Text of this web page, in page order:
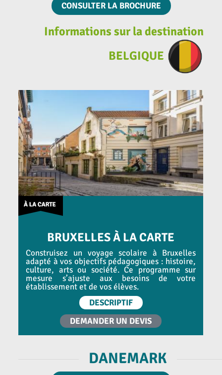
CONSULTER LA BROCHURE
Informations sur la destination
BELGIQUE
BRUXELLES À LA CARTE
Construisez un voyage scolaire à Bruxelles
adapté à vos objectifs pédagogiques : histoire,
culture, arts ou société. Ce programme sur
mesure s’ajuste aux besoins de votre
établissement et de vos élèves.
DESCRIPTIF
DEMANDER UN DEVIS
DANEMARK